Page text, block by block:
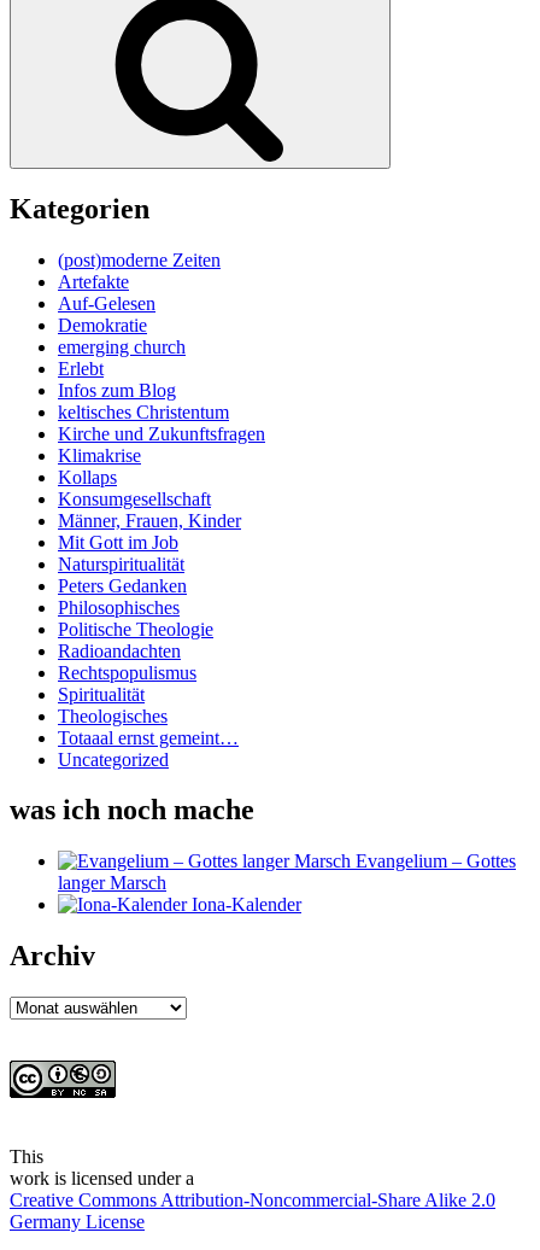
Kategorien
(post)moderne Zeiten
Artefakte
Auf-Gelesen
Demokratie
emerging church
Erlebt
Infos zum Blog
keltisches Christentum
Kirche und Zukunftsfragen
Klimakrise
Kollaps
Konsumgesellschaft
Männer, Frauen, Kinder
Mit Gott im Job
Naturspiritualität
Peters Gedanken
Philosophisches
Politische Theologie
Radioandachten
Rechtspopulismus
Spiritualität
Theologisches
Totaaal ernst gemeint…
Uncategorized
was ich noch mache
Evangelium – Gottes
langer Marsch
Iona-Kalender
Archiv
Archiv
This
work is licensed under a
Creative Commons Attribution-Noncommercial-Share Alike 2.0
Germany License